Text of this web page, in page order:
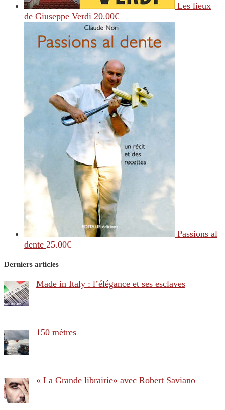
Les lieux
de Giuseppe Verdi 20.00€
Passions al
dente 25.00€
Derniers articles
Made in Italy : l’élégance et ses esclaves
150 mètres
« La Grande librairie» avec Robert Saviano